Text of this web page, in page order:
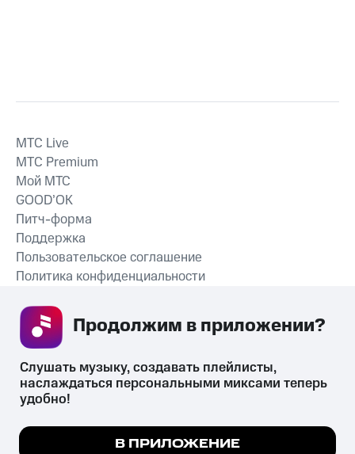
СКАЧАТЬ ПРИЛОЖЕНИЕ
MTС Live
MTС Premium
Мой МТС
GOOD’OK
Питч-форма
Поддержка
Пользовательское соглашение
Политика конфиденциальности
психотропных веществ, их аналогов причиняет вред здоровью,
их незаконный оборот запрещён и влечёт установленную
Мы используем куки, чтобы на сайте все
Слушать музыку, создавать плейлисты,
наслаждаться персональными миксами теперь
удобно!
В ПРИЛОЖЕНИЕ